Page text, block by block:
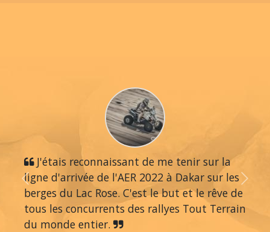
J'étais reconnaissant de me tenir sur la
ligne d'arrivée de l'AER 2022 à Dakar sur les
berges du Lac Rose. C'est le but et le rêve de
tous les concurrents des rallyes Tout Terrain
du monde entier.
Previous Next